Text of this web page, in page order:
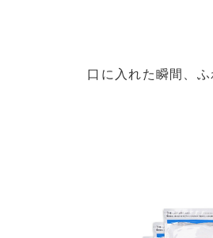
口に入れた瞬間、